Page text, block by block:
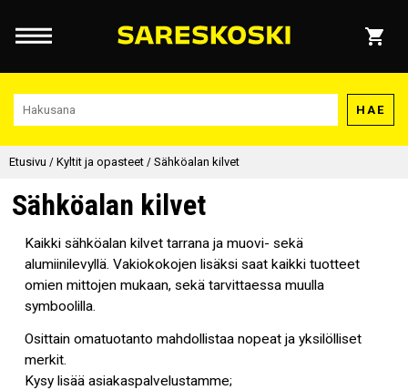
HAE
Etusivu / Kyltit ja opasteet / Sähköalan kilvet
Sähköalan kilvet
Kaikki sähköalan kilvet tarrana ja muovi- sekä
alumiinilevyllä. Vakiokokojen lisäksi saat kaikki tuotteet
omien mittojen mukaan, sekä tarvittaessa muulla
symboolilla.
Osittain omatuotanto mahdollistaa nopeat ja yksilölliset
merkit.
Kysy lisää asiakaspalvelustamme;